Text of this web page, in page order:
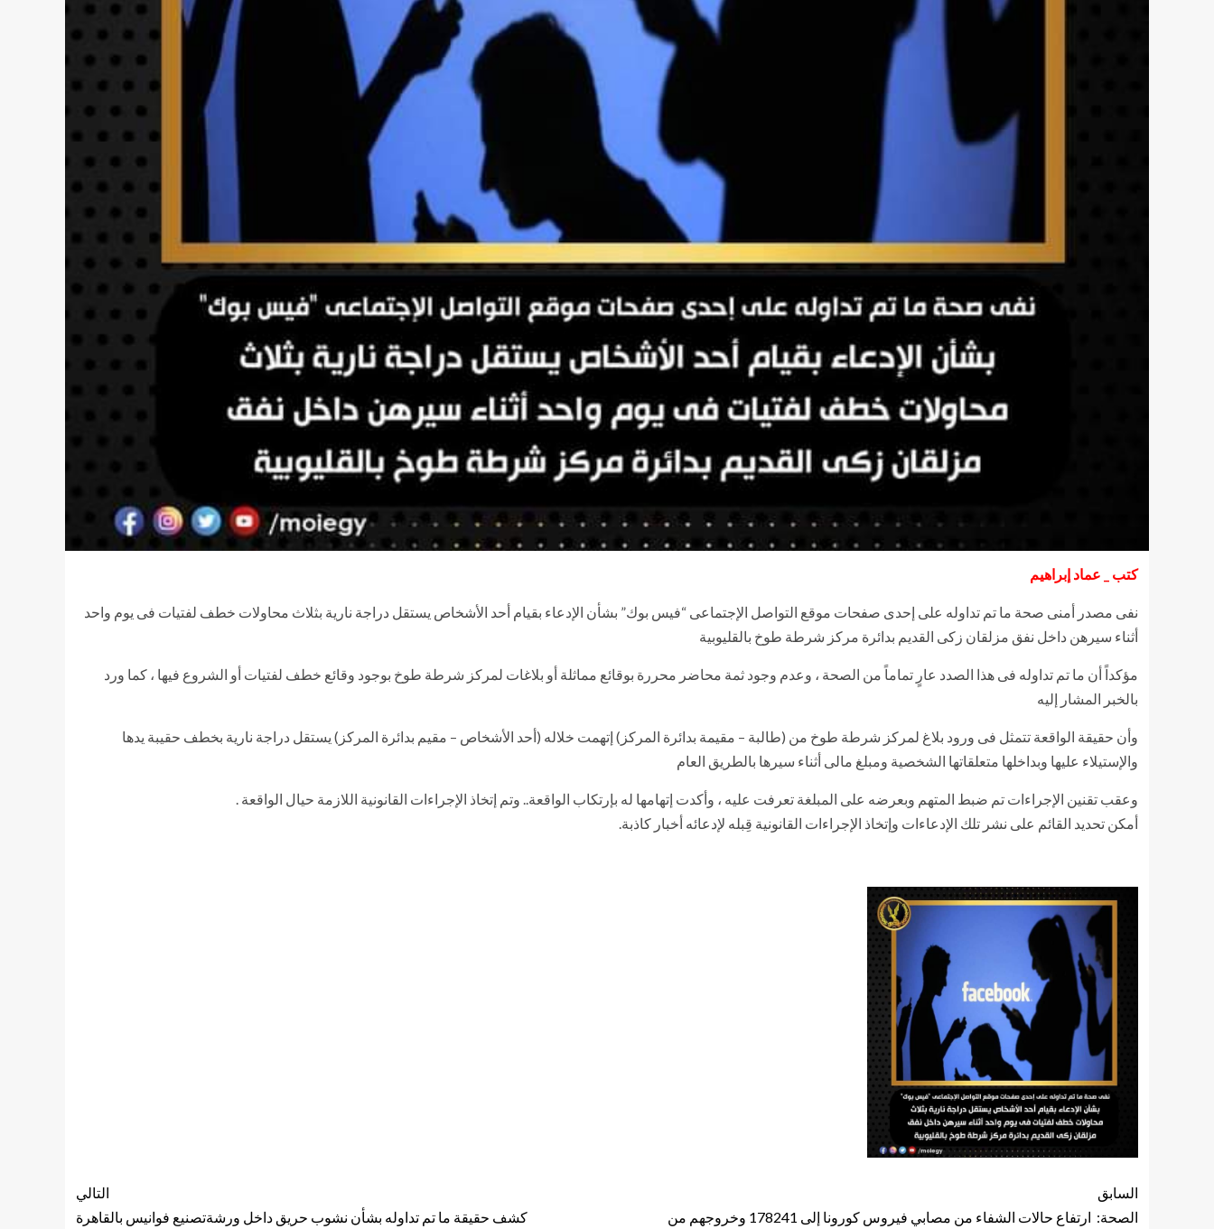
كتب _ عماد إبراهيم
نفى مصدر أمنى صحة ما تم تداوله على إحدى صفحات موقع التواصل الإجتماعى “فيس بوك” بشأن الإدعاء بقيام أحد الأشخاص يستقل دراجة نارية بثلاث محاولات خطف لفتيات فى يوم واحد
أثناء سيرهن داخل نفق مزلقان زكى القديم بدائرة مركز شرطة طوخ بالقليوبية
مؤكداً أن ما تم تداوله فى هذا الصدد عارٍ تماماً من الصحة ، وعدم وجود ثمة محاضر محررة بوقائع مماثلة أو بلاغات لمركز شرطة طوخ بوجود وقائع خطف لفتيات أو الشروع فيها ، كما ورد
بالخبر المشار إليه
وأن حقيقة الواقعة تتمثل فى ورود بلاغ لمركز شرطة طوخ من (طالبة – مقيمة بدائرة المركز) إتهمت خلاله (أحد الأشخاص – مقيم بدائرة المركز) يستقل دراجة نارية بخطف حقيبة يدها
والإستيلاء عليها وبداخلها متعلقاتها الشخصية ومبلغ مالى أثناء سيرها بالطريق العام
وعقب تقنين الإجراءات تم ضبط المتهم وبعرضه على المبلغة تعرفت عليه ، وأكدت إتهامها له بإرتكاب الواقعة.. وتم إتخاذ الإجراءات القانونية اللازمة حيال الواقعة .
أمكن تحديد القائم على نشر تلك الإدعاءات وإتخاذ الإجراءات القانونية قِبله لإدعائه أخبار كاذبة.
السابق
الصحة: ارتفاع حالات الشفاء من مصابي فيروس كورونا إلى 178241 وخروجهم من
التالي
كشف حقيقة ما تم تداوله بشأن نشوب حريق داخل ورشةتصنيع فوانيس بالقاهرة